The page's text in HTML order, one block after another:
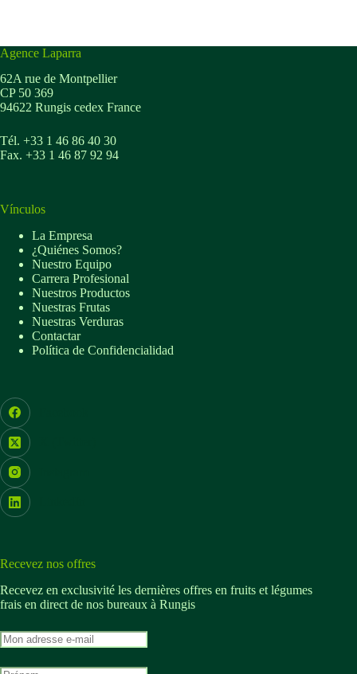
Agence Laparra
62A rue de Montpellier
CP 50 369
94622 Rungis cedex France
Tél. +33 1 46 86 40 30
Fax. +33 1 46 87 92 94
Vínculos
La Empresa
¿Quiénes Somos?
Nuestro Equipo
Carrera Profesional
Nuestros Productos
Nuestras Frutas
Nuestras Verduras
Contactar
Política de Confidencialidad
Recevez nos offres
Recevez en exclusivité les dernières offres en fruits et légumes
frais en direct de nos bureaux à Rungis
M
o